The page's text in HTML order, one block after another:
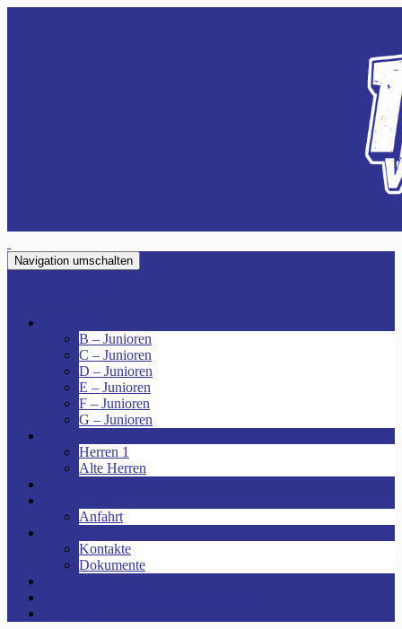
Navigation umschalten
B – Junioren
C – Junioren
D – Junioren
E – Junioren
F – Junioren
G – Junioren
Herren 1
Alte Herren
Anfahrt
Kontakte
Dokumente